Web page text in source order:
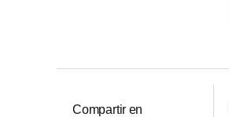
Compartir en